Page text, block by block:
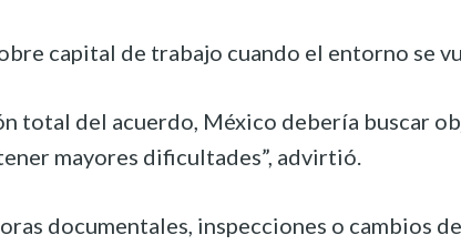
capital de trabajo cuando el entorno se
total del acuerdo, México debería
mayores dificultades”, advirtió.
documentales, inspecciones o